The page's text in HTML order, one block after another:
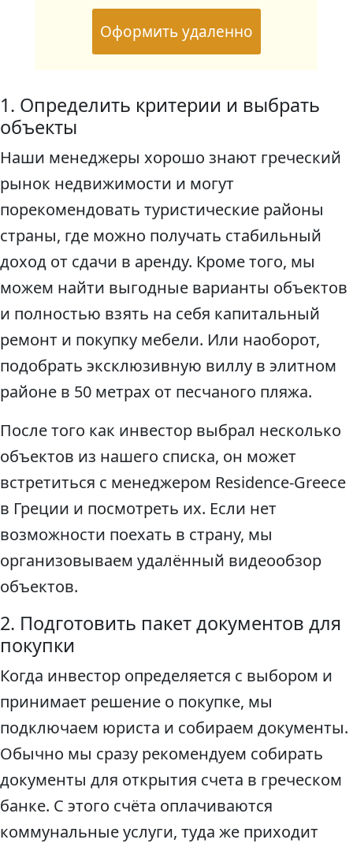
Оформить удаленно
1. Определить критерии и выбрать
объекты
Наши менеджеры хорошо знают греческий
рынок недвижимости и могут
порекомендовать туристические районы
страны, где можно получать стабильный
доход от сдачи в аренду. Кроме того, мы
можем найти выгодные варианты объектов
и полностью взять на себя капитальный
ремонт и покупку мебели. Или наоборот,
подобрать эксклюзивную виллу в элитном
районе в 50 метрах от песчаного пляжа.
После того как инвестор выбрал несколько
объектов из нашего списка, он может
встретиться с менеджером Residence-Greece
в Греции и посмотреть их. Если нет
возможности поехать в страну, мы
организовываем удалённый видеообзор
объектов.
2. Подготовить пакет документов для
покупки
Когда инвестор определяется с выбором и
принимает решение о покупке, мы
подключаем юриста и собираем документы.
Обычно мы сразу рекомендуем собирать
документы для открытия счета в греческом
банке. С этого счёта оплачиваются
коммунальные услуги, туда же приходит